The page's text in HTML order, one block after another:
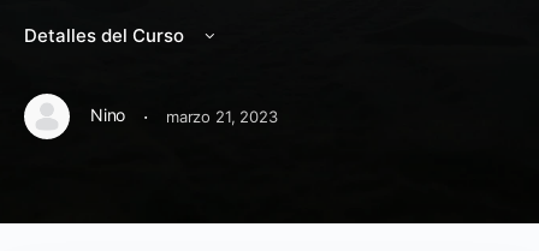
Detalles del Curso
Nino · marzo 21, 2023